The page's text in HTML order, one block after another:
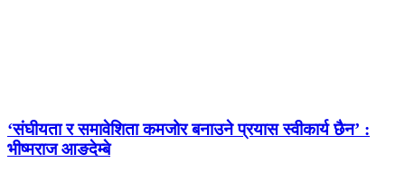
‘संघीयता र समावेशिता कमजोर बनाउने प्रयास स्वीकार्य छैन’ :
भीष्मराज आङदेम्बे